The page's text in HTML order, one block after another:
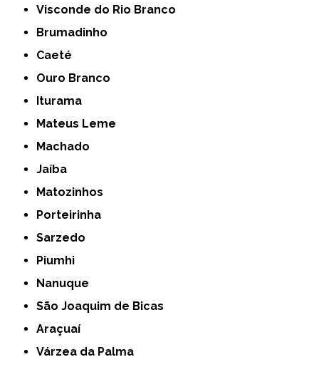
Visconde do Rio Branco
Brumadinho
Caeté
Ouro Branco
Iturama
Mateus Leme
Machado
Jaíba
Matozinhos
Porteirinha
Sarzedo
Piumhi
Nanuque
São Joaquim de Bicas
Araçuaí
Várzea da Palma